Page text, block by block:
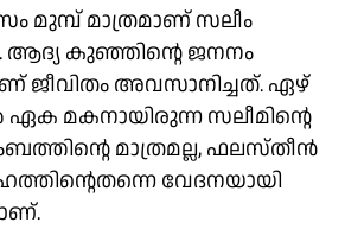
മുമ്പ് മാത്രമാണ് സലീം
ആദ്യ കുഞ്ഞിന്റെ ജനനം
ജീവിതം അവസാനിച്ചത്. ഏഴ്
മകനായിരുന്ന സലീമിന്റെ
മാത്രമല്ല, ഫലസ്തീൻ
വേദനയായി